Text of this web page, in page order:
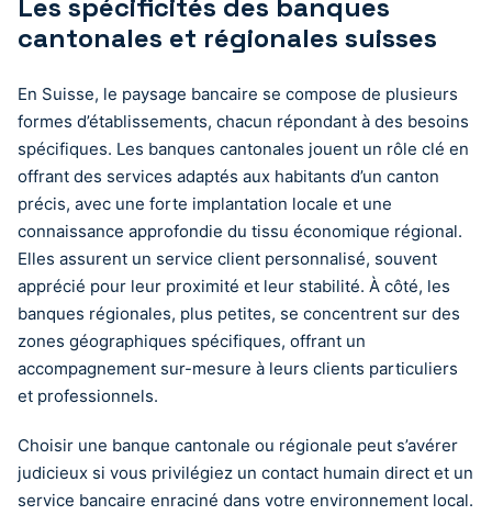
Les spécificités des banques
cantonales et régionales suisses
En Suisse, le paysage bancaire se compose de plusieurs
formes d’établissements, chacun répondant à des besoins
spécifiques. Les banques cantonales jouent un rôle clé en
offrant des services adaptés aux habitants d’un canton
précis, avec une forte implantation locale et une
connaissance approfondie du tissu économique régional.
Elles assurent un service client personnalisé, souvent
apprécié pour leur proximité et leur stabilité. À côté, les
banques régionales, plus petites, se concentrent sur des
zones géographiques spécifiques, offrant un
accompagnement sur-mesure à leurs clients particuliers
et professionnels.
Choisir une banque cantonale ou régionale peut s’avérer
judicieux si vous privilégiez un contact humain direct et un
service bancaire enraciné dans votre environnement local.